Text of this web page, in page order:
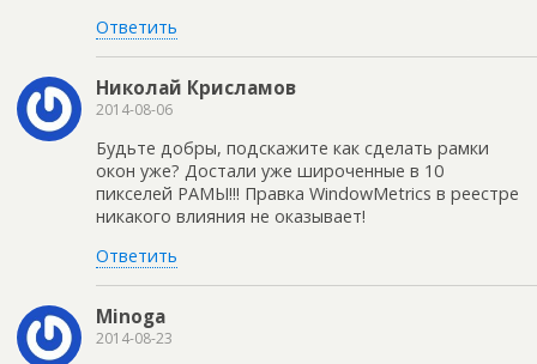
Ответить
Николай Крисламов
2014-08-06
Будьте добры, подскажите как сделать рамки
окон уже? Достали уже широченные в 10
пикселей РАМЫ!!! Правка WindowMetrics в реестре
никакого влияния не оказывает!
Ответить
Minoga
2014-08-23